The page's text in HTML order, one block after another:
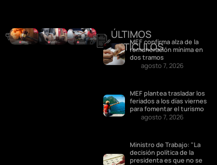
DESTACADOS
ÚLTIMOS
ARTÍCULOS
MEF confirma alza de la
remuneración mínima en
dos tramos
agosto 7, 2026
MEF plantea trasladar los
feriados a los días viernes
para fomentar el turismo
agosto 7, 2026
Ministro de Trabajo: "La
decisión política de la
presidenta es que no se